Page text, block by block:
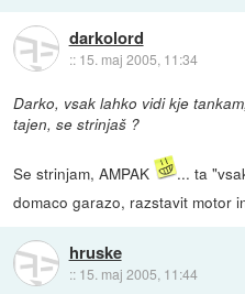
darkolord
:: 15. maj 2005, 11:34
Darko, vsak lahko vidi kje
tajen, se strinjaš ?
Se strinjam, AMPAK
... ta
domaco garazo, razstavit motor
hruske
:: 15. maj 2005, 11:44